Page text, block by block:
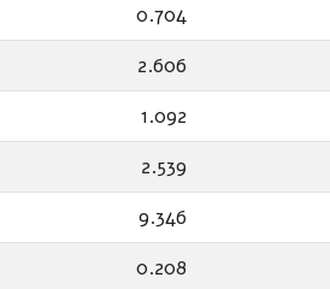
0.704
2.606
1.092
2.539
9.346
0.208